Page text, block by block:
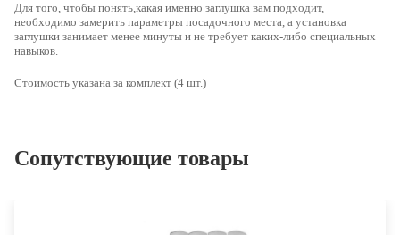
Для того, чтобы понять,какая именно заглушка вам подходит,
необходимо замерить параметры посадочного места, а установка
заглушки занимает менее минуты и не требует каких-либо специальных
навыков.
Стоимость указана за комплект (4 шт.)
Сопутствующие товары